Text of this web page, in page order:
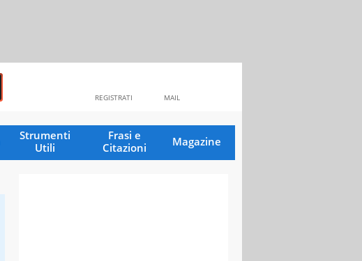
MAIL
REGISTRATI
Strumenti
Utili
Frasi e
Citazioni
Magazine